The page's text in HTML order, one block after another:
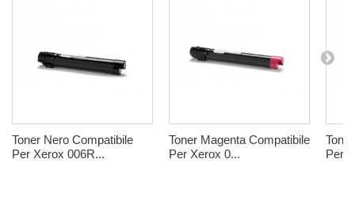
Toner Nero Compatibile
Per Xerox 006R...
Toner Magenta Compatibile
Per Xerox 0...
Per